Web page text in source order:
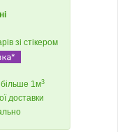
зі стікером
1м3
доставки